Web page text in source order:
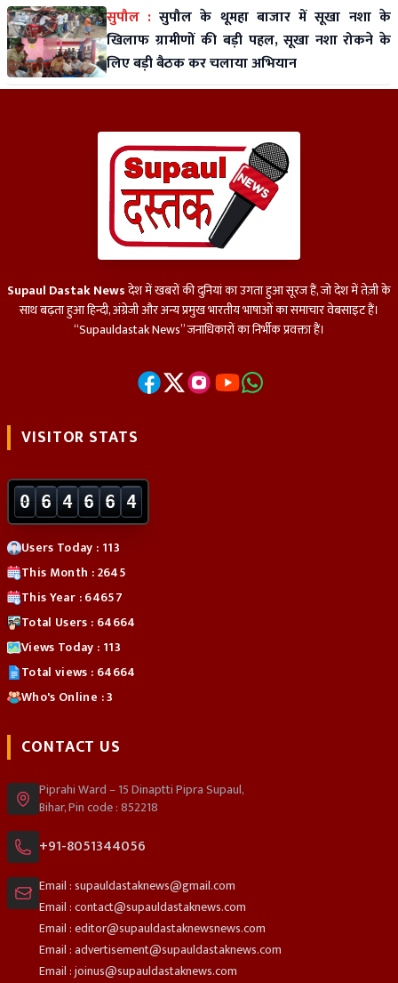
सुपौल : सुपौल के थूमहा बाजार में सूखा नशा के
खिलाफ ग्रामीणों की बड़ी पहल, सूखा नशा रोकने के
लिए बड़ी बैठक कर चलाया अभियान
Supaul Dastak Newsदेश में खबरों की दुनियां का उगता हुआ सूरज हैं, जो देश में तेज़ी के
साथ बढ़ता हुआ हिन्दी, अंग्रेजी और अन्य प्रमुख भारतीय भाषाओं का समाचार वेबसाइट हैं।
“Supauldastak News” जनाधिकारों का निर्भीक प्रवक्ता हैं।
VISITOR STATS
0 6 4 6 6 4
Users Today : 113
This Month : 2645
This Year : 64657
Total Users : 64664
Views Today : 113
Total views : 64664
Who's Online : 3
CONTACT US
Piprahi Ward – 15 Dinaptti Pipra Supaul,
Bihar, Pin code : 852218
+91-8051344056
Email : supauldastaknews@gmail.com
Email : contact@supauldastaknews.com
Email : editor@supauldastaknewsnews.com
Email : advertisement@supauldastaknews.com
Email : joinus@supauldastaknews.com